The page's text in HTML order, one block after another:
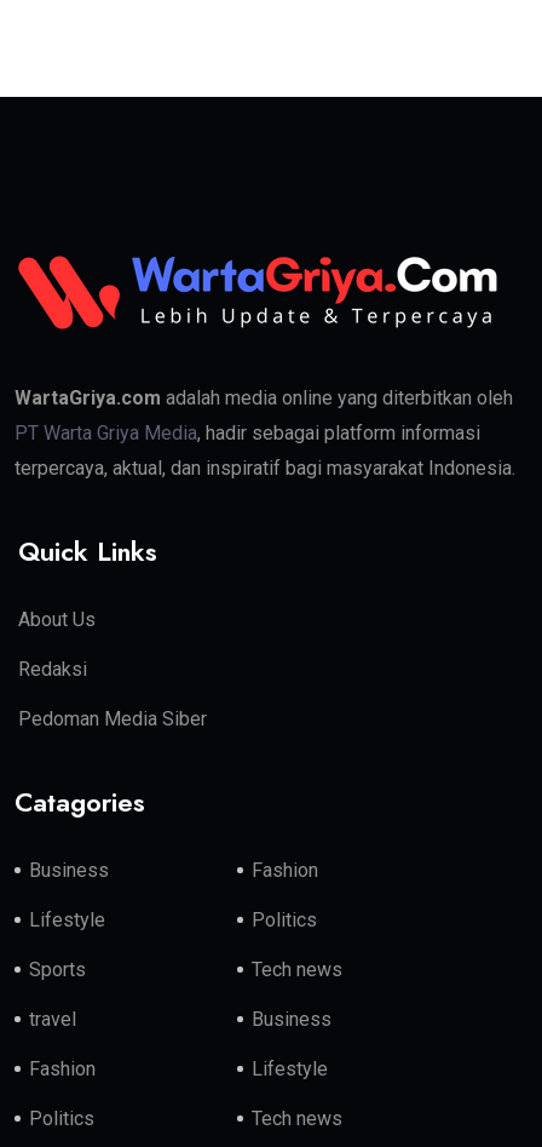
WartaGriya.com adalah media online yang diterbitkan oleh
PT Warta Griya Media, hadir sebagai platform informasi
terpercaya, aktual, dan inspiratif bagi masyarakat Indonesia.
Quick Links
About Us
Redaksi
Pedoman Media Siber
Catagories
Business Fashion
Lifestyle Politics
Sports Tech news
travel Business
Fashion Lifestyle
Politics Tech news